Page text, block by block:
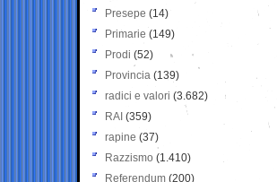
Presepe (14)
Primarie (149)
Prodi (52)
Provincia (139)
radici e valori (3.682)
RAI (359)
rapine (37)
Razzismo (1.410)
Referendum (200)